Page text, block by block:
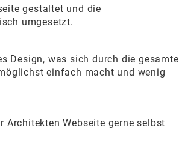
gestaltet und die
umgesetzt.
Design, was sich durch die gesamte
einfach macht und wenig
Architekten Webseite gerne selbst